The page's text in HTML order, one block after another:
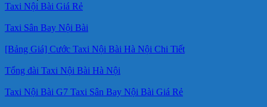
Taxi Nội Bài Giá Rẻ
Taxi Sân Bay Nội Bài
[Bảng Giá] Cước Taxi Nội Bài Hà Nội Chi Tiết
Tổng đài Taxi Nội Bài Hà Nội
Taxi Nội Bài G7 Taxi Sân Bay Nội Bài Giá Rẻ